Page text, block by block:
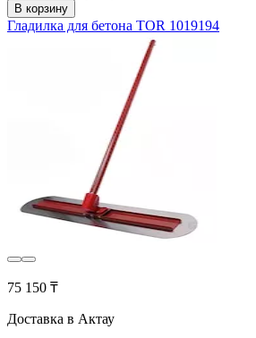
В корзину
Гладилка для бетона TOR 1019194
75 150 ₸
Доставка в Актау